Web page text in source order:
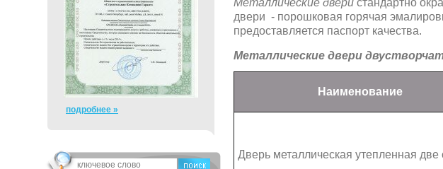
Металлические двери стандартно
двери - порошковая горячая
предоставляется паспорт качества.
Металлические двери
Наименование
Дверь металлическая утепленная две
подробнее »